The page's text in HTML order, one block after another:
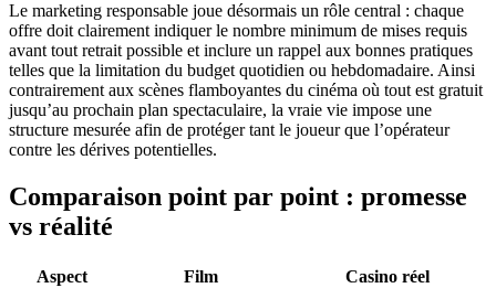
Le marketing responsable joue désormais un rôle central : chaque
offre doit clairement indiquer le nombre minimum de mises requis
avant tout retrait possible et inclure un rappel aux bonnes pratiques
telles que la limitation du budget quotidien ou hebdomadaire. Ainsi
contrairement aux scènes flamboyantes du cinéma où tout est gratuit
jusqu’au prochain plan spectaculaire, la vraie vie impose une
structure mesurée afin de protéger tant le joueur que l’opérateur
contre les dérives potentielles.
Comparaison point par point : promesse
vs réalité
Aspect Film
Casino réel